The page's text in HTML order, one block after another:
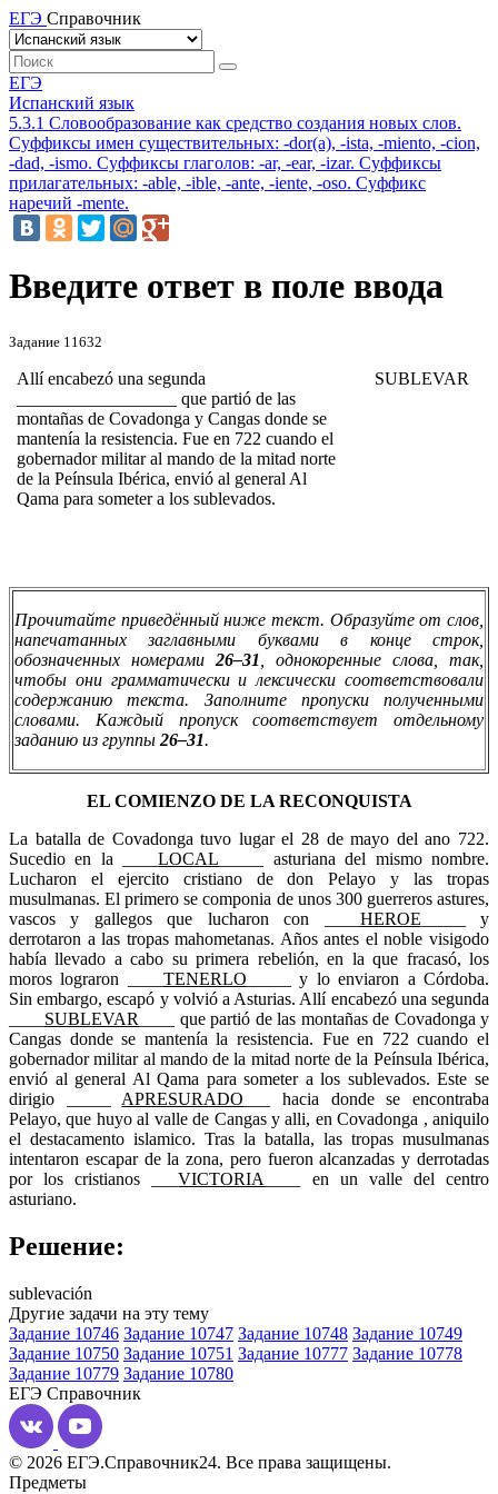
ЕГЭ Справочник
ЕГЭ
Испанский язык
5.3.1 Словообразование как средство создания новых слов.
Суффиксы имен существительных: -dor(a), -ista, -miento, -cion,
-dad, -ismo. Суффиксы глаголов: -ar, -ear, -izar. Суффиксы
прилагательных: -able, -ible, -ante, -iente, -oso. Суффикс
наречий -mente.
Введите ответ в поле ввода
Задание 11632
Allí encabezó una segunda
__________________ que partió de las
montañas de Covadonga y Cangas donde se
mantenía la resistencia. Fue en 722 cuando el
gobernadormilitar al mando de la mitad norte
de la Peínsula Ibérica, envió al general Al
Qama para someter a los sublevados.
SUBLEVAR
Прочитайте приведённый ниже текст. Образуйте от слов,
напечатанных заглавными буквами в конце строк,
обозначенных номерами 26–31 , однокоренные слова, так,
чтобы они грамматически и лексически соответствовали
содержанию текста. Заполните пропуски полученными
словами. Каждый пропуск соответствует отдельному
заданию из группы 26–31.
EL COMIENZO DE LA RECONQUISTA
La batalla de Covadonga tuvo lugar el 28 de mayo del ano 722.
Sucedio en la ____LOCAL _____ asturiana del mismo nombre.
Lucharon el ejercito cristiano de don Pelayo y las tropas
musulmanas. El primero se componia de unos 300 guerreros astures,
vascos y gallegos que lucharon con ____ HEROE _____ y
derrotaron a las tropas mahometanas. Años antes el noble visigodo
había llevado a cabo su primera rebelión, en la que fracasó, los
moros lograron ____ TENERLO _____ y lo enviaron a Córdoba.
Sin embargo, escapó y volvió a Asturias. Allí encabezó una segunda
SUBLEVAR
____ que partió de las montañas de Covadonga y
Cangas donde se mantenía la resistencia. Fue en 722 cuando el
gobernador militar al mando de la mitad norte de la Peínsula Ibérica,
envió al general Al Qama para someter a los sublevados. Este se
dirigio _____ APRESURADO ___ hacia donde se encontraba
Pelayo, que huyo al valle de Cangas y alli, en Covadonga , aniquilo
el destacamento islamico. Tras la batalla, las tropas musulmanas
intentaron escapar de la zona, pero fueron alcanzadas y derrotadas
por los cristianos ___VICTORIA
____ en un valle del centro
asturiano.
Решение:
sublevación
Другие задачи на эту тему
Задание 10746 Задание 10747 Задание 10748 Задание 10749
Задание 10750 Задание 10751 Задание 10777 Задание 10778
Задание 10779 Задание 10780
ЕГЭ Справочник
© 2026 ЕГЭ.Справочник24. Все права защищены.
Предметы